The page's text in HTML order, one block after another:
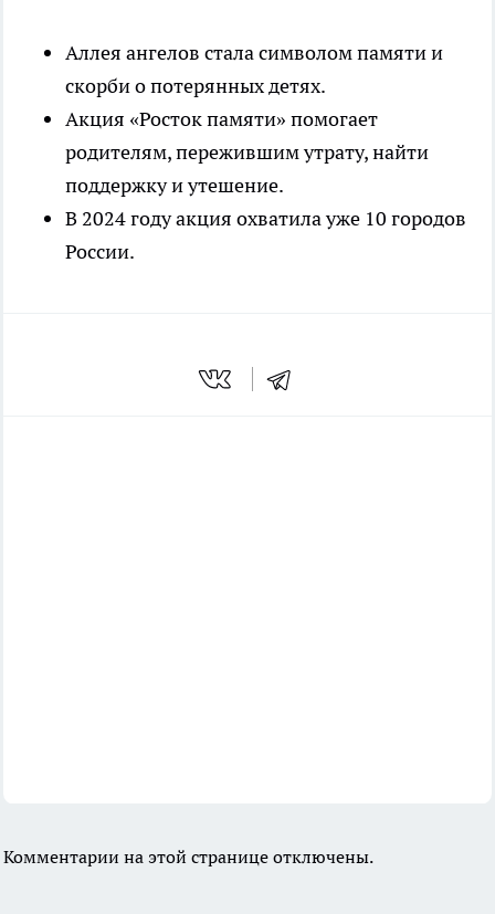
Аллея ангелов стала символом памяти и
скорби о потерянных детях.
Акция «Росток памяти» помогает
родителям, пережившим утрату, найти
поддержку и утешение.
В 2024 году акция охватила уже 10 городов
России.
Комментарии на этой странице отключены.